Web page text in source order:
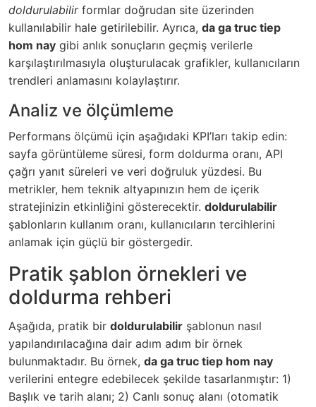
doldurulabilirformlar doğrudan site üzerinden
kullanılabilir hale getirilebilir. Ayrıca, da ga truc tiep
hom nay gibi anlık sonuçların geçmiş verilerle
karşılaştırılmasıyla oluşturulacak grafikler, kullanıcıların
trendleri anlamasını kolaylaştırır.
Analiz ve ölçümleme
Performans ölçümü için aşağıdaki KPI’ları takip edin:
sayfa görüntüleme süresi, form doldurma oranı, API
çağrı yanıt süreleri ve veri doğruluk yüzdesi. Bu
metrikler, hem teknik altyapınızın hem de içerik
stratejinizin etkinliğini gösterecektir. doldurulabilir
şablonların kullanım oranı, kullanıcıların tercihlerini
anlamak için güçlü bir göstergedir.
Pratik şablon örnekleri ve
doldurma rehberi
Aşağıda, pratik bir doldurulabilir şablonun nasıl
yapılandırılacağına dair adım adım bir örnek
bulunmaktadır. Bu örnek, da ga truc tiep hom nay
verilerini entegre edebilecek şekilde tasarlanmıştır: 1)
Başlık ve tarih alanı; 2) Canlı sonuç alanı (otomatik